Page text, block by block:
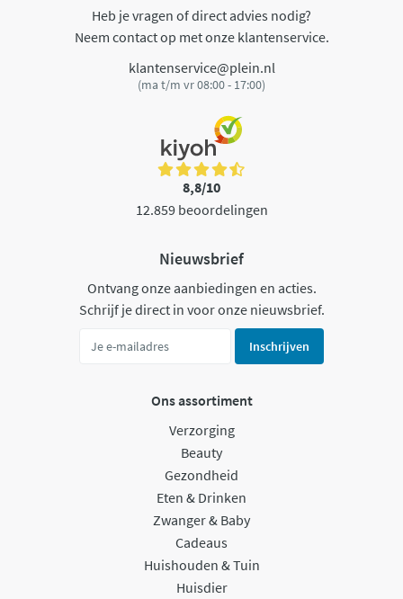
Heb je vragen of direct advies nodig?
Neem contact op met onze klantenservice.
klantenservice@plein.nl
(ma t/m vr 08:00 - 17:00)
8,8/10
12.859 beoordelingen
Nieuwsbrief
Ontvang onze aanbiedingen en acties.
Schrijf je direct in voor onze nieuwsbrief.
Inschrijven
Ons assortiment
Verzorging
Beauty
Gezondheid
Eten & Drinken
Zwanger & Baby
Cadeaus
Huishouden & Tuin
Huisdier